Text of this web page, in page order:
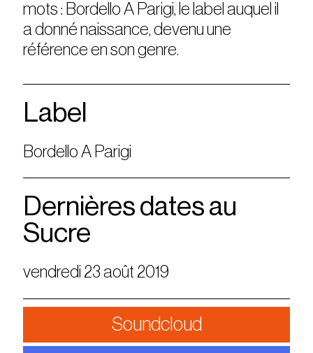
mots : Bordello A Parigi, le label auquel il
a donné naissance, devenu une
référence en son genre.
Label
Bordello A Parigi
Dernières dates au
Sucre
vendredi 23 août 2019
Soundcloud